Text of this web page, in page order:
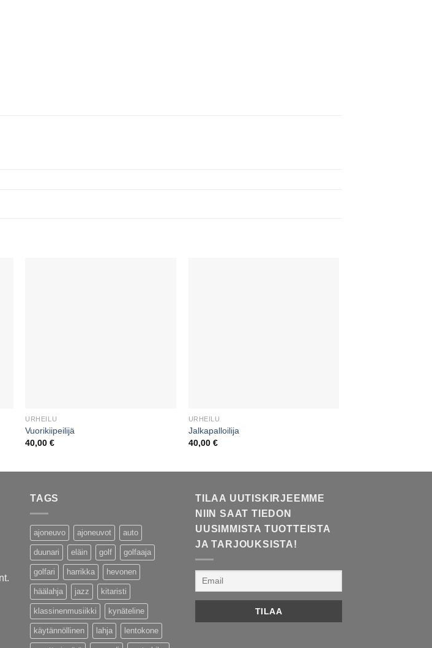
URHEILU
Vuorikiipeilijä
40,00€
URHEILU
Jalkapalloilija
40,00 €
TAGS
ajoneuvo ajoneuvot auto
duunari eläin golf golfaaja
golfari harrikka hevonen
häälahja jazz kitaristi
klassinenmusiikki kynäteline
käytännöllinen lahja lentokone
TILAA UUTISKIRJEEMME
NIIN SAAT TIEDON
UUSIMMISTA TUOTTEISTA
JA TARJOUKSISTA!